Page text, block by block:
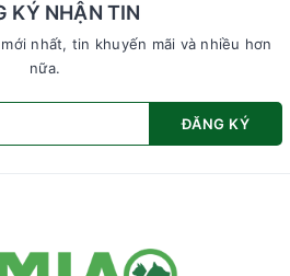
KÝ NHẬN TIN
nhất, tin khuyến mãi và nhiều hơn
nữa.
ĐĂNG KÝ